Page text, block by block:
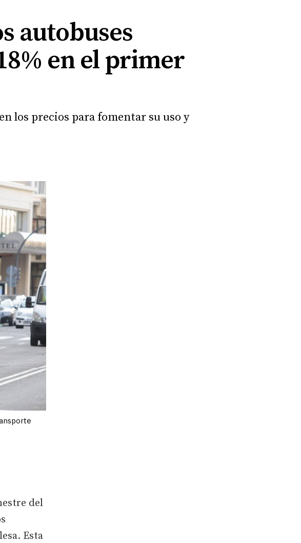
autobuses
en el primer
los precios para fomentar su uso y
del
Esta